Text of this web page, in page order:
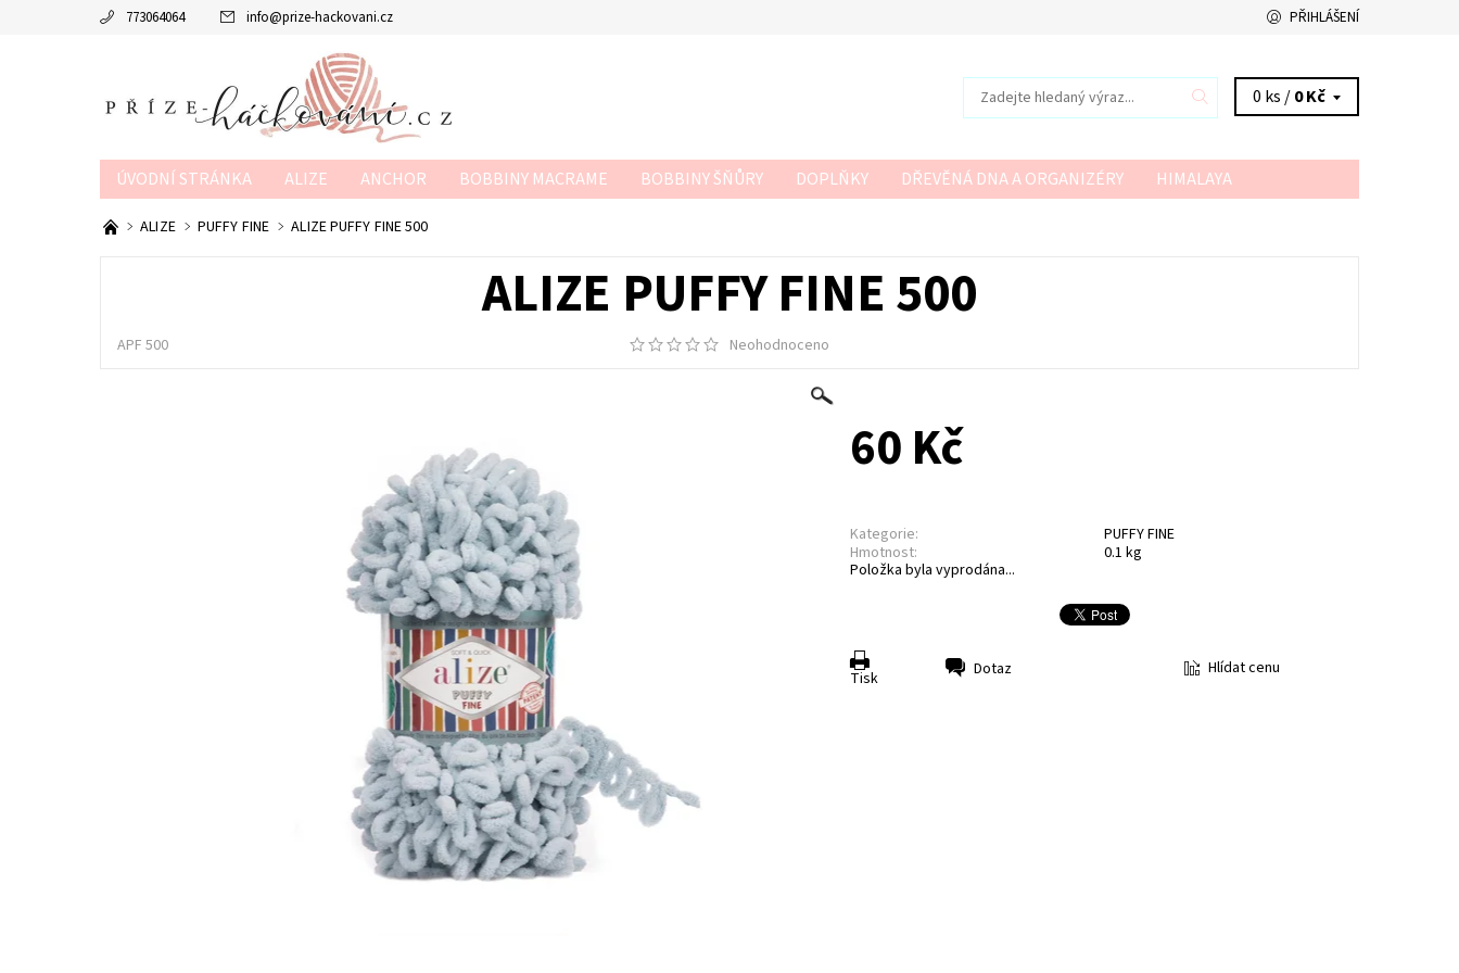
773064064 info@prize-hackovani.cz PŘIHLÁŠENÍ
0 ks /0 Kč
ÚVODNÍ STRÁNKA ALIZE ANCHOR BOBBINY MACRAME BOBBINY ŠŇŮRY DOPLŇKY DŘEVĚNÁ DNA A ORGANIZÉRY
HIMALAYA
MTP
NAKO POUKAZY SCHACHENMAYR
ALIZE PUFFY FINE ALIZE PUFFY FINE 500
ALIZE PUFFY FINE 500
APF 500 Neohodnoceno
60 Kč
Kategorie:
PUFFY FINE
Hmotnost:
0.1 kg
Položka byla vyprodána...
Tisk Dotaz Hlídat cenu